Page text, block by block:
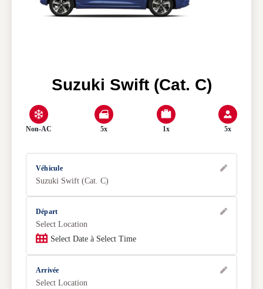
Suzuki Swift (Cat. C)
Non-AC 5x 1x 5x
Véhicule
Suzuki Swift (Cat. C)
Départ
Select Location
Select Date à Select Time
Arrivée
Select Location